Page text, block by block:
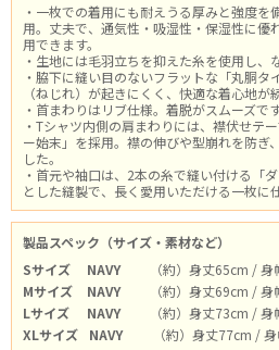
・一枚での着用にも耐えうる厚みと強度
用。丈夫で、通気性・吸湿性・保湿性に優
用できます。
・生地には毛羽立ちを抑えた糸を使用し、
・脇下に縫い目のないフラットな「丸胴
（ねじれ）が起きにくく、快適な着心地が
・首まわりはリブ仕様。着脱がスムーズです
・Tシャツ内側の肩まわりには、襟伏せテ
ー始末」を採用。襟の伸びや型崩れを防ぎ
した。
・首元や袖口は、2本の糸で縫い付ける「
とした縫製で、長く愛用いただける一枚に
製品スペック（サイズ・素材など）
Sサイズ
NAVY
（約）身丈65cm /
Mサイズ
NAVY
（約）身丈69cm /
Lサイズ
NAVY
（約）身丈73cm /
XLサイズ
NAVY （約）身丈77cm /